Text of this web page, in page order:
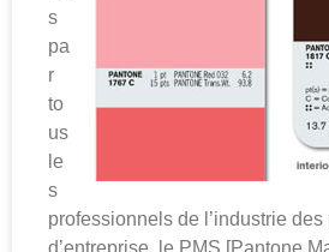
s
pa
r
to
us
le
s
professionnels de l’industrie
d’entreprise, le PMS [Pantone